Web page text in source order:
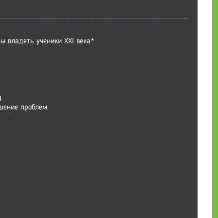
владеть ученики XXI века*
проблем